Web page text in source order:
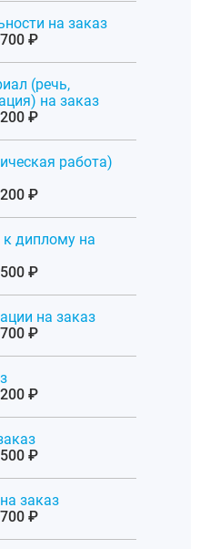
на заказ
₽
(речь,
на заказ
₽
работа)
₽
к диплому на
₽
на заказ
₽
₽
₽
заказ
₽